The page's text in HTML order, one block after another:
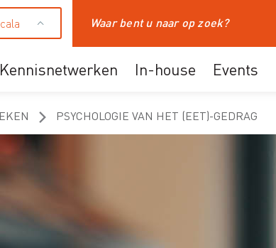
Zoeken
Kennisnetwerken In-house Events
PSYCHOLOGIE VAN HET (EET)-GEDRAG